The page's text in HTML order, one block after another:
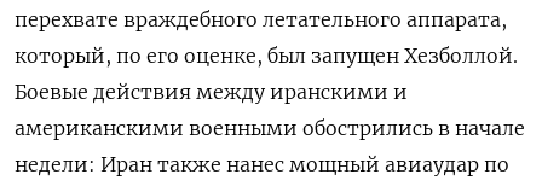
перехвате враждебного летательного аппарата,
который, по ​его оценке, был запущен Хезболлой.
Боевые действия между иранскими и
американскими военными обострились в ‌начале
недели: Иран также нанес мощный авиаудар по